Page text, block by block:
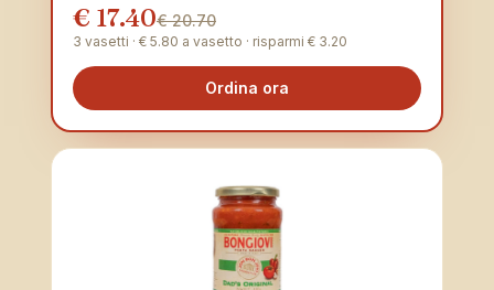
€ 17.40€ 20.70
3 vasetti · € 5.80 a vasetto · risparmi € 3.20
Ordina ora